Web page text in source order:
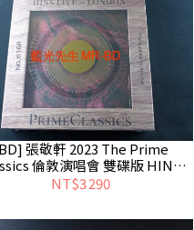
張敬軒 2023 The Prime
倫敦演唱會 雙碟版 HINS
CHEUNG LIVE 2BD
NT$3 290